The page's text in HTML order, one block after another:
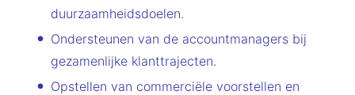
duurzaamheidsdoelen.
Ondersteunen van de accountmanagers bij
gezamenlijke klanttrajecten.
Opstellen van commerciële voorstellen en